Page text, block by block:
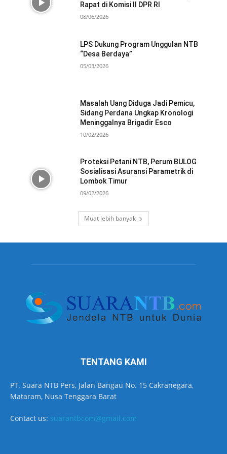
Rapat di Komisi II DPR RI
08/06/2026
LPS Dukung Program Unggulan NTB
“Desa Berdaya”
05/03/2026
Masalah Uang Diduga Jadi Pemicu,
Sidang Perdana Ungkap Kronologi
Meninggalnya Brigadir Esco
10/02/2026
Proteksi Petani NTB, Perum BULOG
Sosialisasi Asuransi Parametrik di
Lombok Timur
09/02/2026
Muat lebih banyak
TENTANG KAMI
PT. Suara NTB Pers, Jalan Bangau No. 15 Cakranegara,
Mataram, Nusa Tenggara Barat
Contact us: suarantbcom@gmail.com